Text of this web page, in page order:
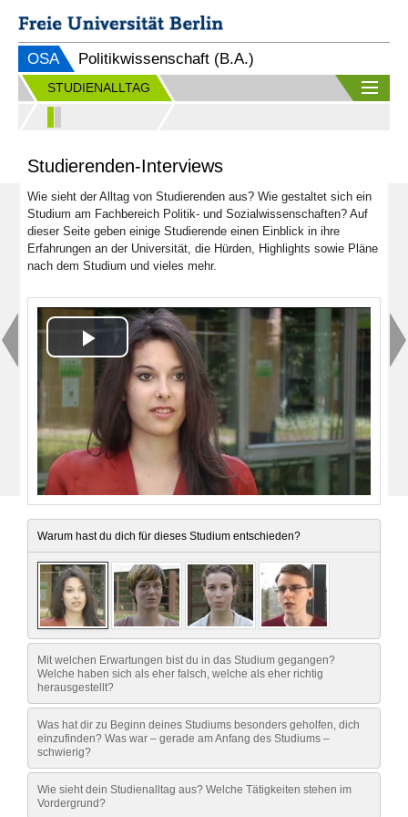
OSA Politikwissenschaft (B.A.)
STUDIENALLTAG
Studierenden-Interviews
Wie sieht der Alltag von Studierenden aus? Wie gestaltet sich ein
Studium am Fachbereich Politik- und Sozialwissenschaften? Auf
dieser Seite geben einige Studierende einen Einblick in ihre
Erfahrungen an der Universität, die Hürden, Highlights sowie Pläne
nach dem Studium und vieles mehr.
Play
Video
Warum hast du dich für dieses Studium entschieden?
Mit welchen Erwartungen bist du in das Studium gegangen?
Welche haben sich als eher falsch, welche als eher richtig
herausgestellt?
Was hat dir zu Beginn deines Studiums besonders geholfen, dich
einzufinden? Was war – gerade am Anfang des Studiums –
schwierig?
Wie sieht dein Studienalltag aus? Welche Tätigkeiten stehen im
Vordergrund?